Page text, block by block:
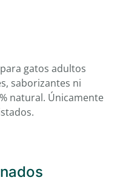
gatos adultos
saborizantes ni
natural. Únicamente